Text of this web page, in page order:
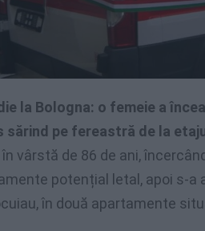
la Bologna: o femeie a
sărind pe fereastră de la
vârstă de 86 de ani,
potențial letal, apoi s-a
în două apartamente